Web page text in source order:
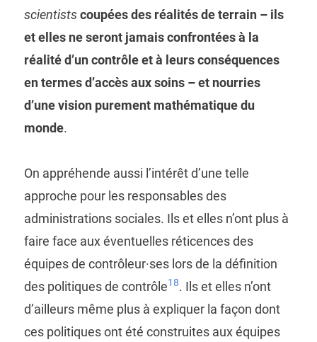
scientists coupées des réalités de terrain – ils
et elles ne seront jamais confrontées à la
réalité d’un contrôle et à leurs conséquences
en termes d’accès aux soins – et nourries
d’une vision purement mathématique du
monde.
On appréhende aussi l’intérêt d’une telle
approche pour les responsables des
administrations sociales. Ils et elles n’ont plus à
faire face aux éventuelles réticences des
équipes de contrôleur·ses lors de la définition
des politiques de contrôle18. Ils et elles n’ont
d’ailleurs même plus à expliquer la façon dont
ces politiques ont été construites aux équipes